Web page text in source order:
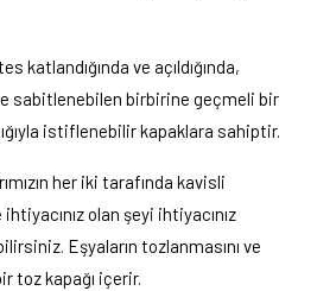
katlandığında ve açıldığında,
sabitlenebilen birbirine geçmeli bir
istiflenebilir kapaklara sahiptir.
her iki tarafında kavisli
olan şeyi ihtiyacınız
Eşyaların tozlanmasını ve
toz kapağı içerir.